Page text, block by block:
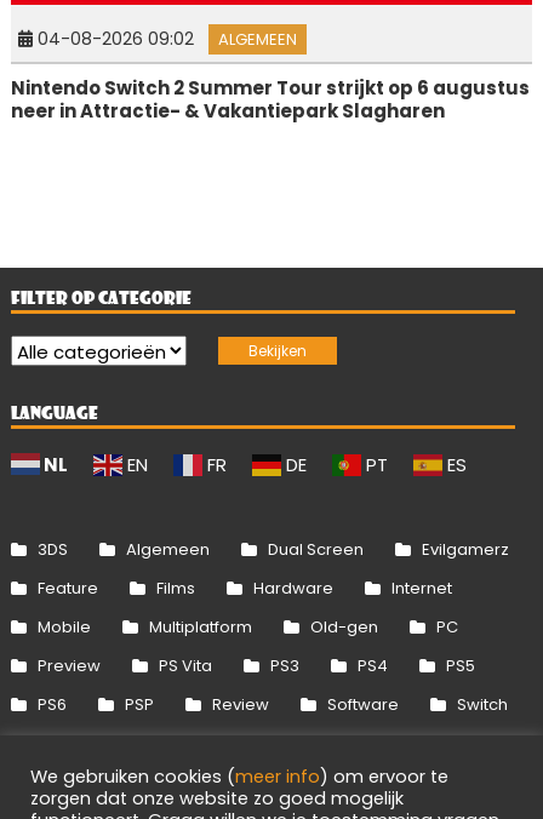
04-08-2026 09:02 ALGEMEEN
Nintendo Switch 2 Summer Tour strijkt op 6 augustus
neer in Attractie- & Vakantiepark Slagharen
FILTER OP CATEGORIE
LANGUAGE
NL EN FR DE PT ES
3DS Algemeen Dual Screen
Evilgamerz
Feature
Films Hardware
Internet
Mobile
Multiplatform Old-gen
PC
Preview
PS Vita PS3 PS4
PS5
PS6
PSP Review Software
Switch
Xbox 360
Xbox One Xbox Series
We gebruiken cookies (meer info) om ervoor te
zorgen dat onze website zo goed mogelijk